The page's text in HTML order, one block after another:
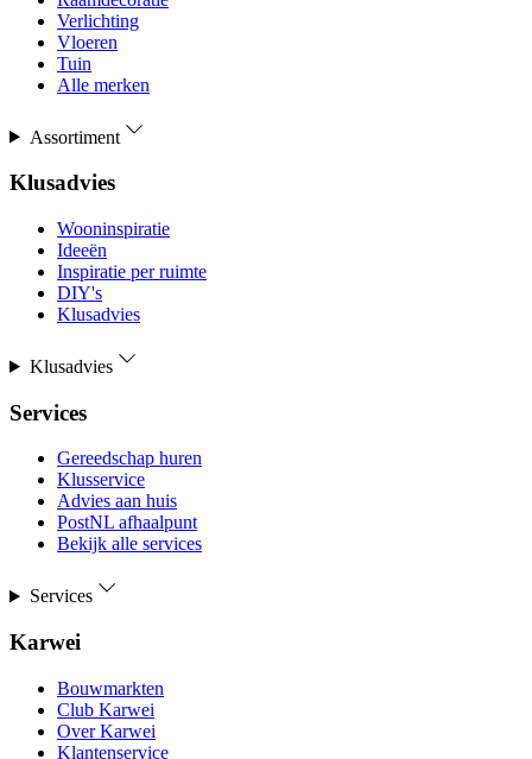
Verlichting
Vloeren
Tuin
Alle merken
Assortiment
Klusadvies
Wooninspiratie
Ideeën
Inspiratie per ruimte
DIY's
Klusadvies
Klusadvies
Services
Gereedschap huren
Klusservice
Advies aan huis
PostNL afhaalpunt
Bekijk alle services
Services
Karwei
Bouwmarkten
Club Karwei
Over Karwei
Klantenservice